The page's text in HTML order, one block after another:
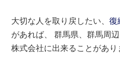
大切な人を取り戻したい、復
があれば、 群馬県、群馬周
株式会社に出来ることがあり